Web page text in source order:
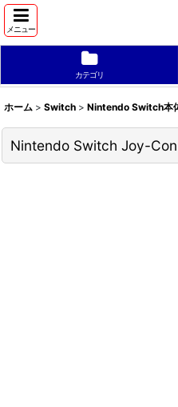
メニュー
カテゴリ
ホーム > Switch > Nintendo Switch本
Nintendo Switch Joy-Con